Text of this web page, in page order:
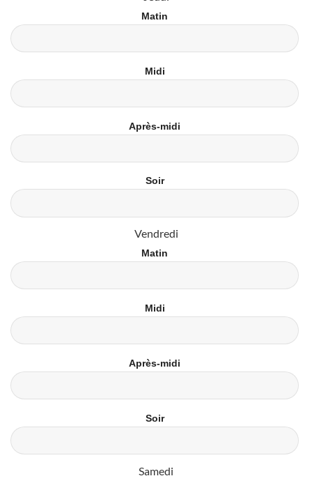
Matin
Midi
Après-midi
Soir
Vendredi
Matin
Midi
Après-midi
Soir
Samedi